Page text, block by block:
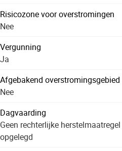
Risicozone voor overstromingen
Nee
Vergunning
Ja
Afgebakend overstromingsgebied
Nee
Dagvaarding
Geen rechterlijke
opgelegd